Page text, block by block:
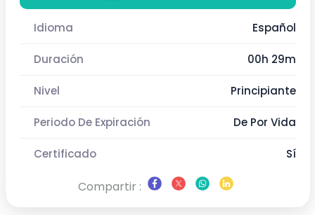
Idioma Español
Duración 00h 29m
Nivel Principiante
Periodo De Expiración De Por Vida
Certificado Sí
Compartir :